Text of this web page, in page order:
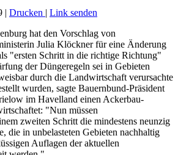
| Drucken | Link senden
hat den Vorschlag von
Julia Klöckner für eine Änderung
"ersten Schritt in die richtige Richtung"
der Düngeregeln sei in Gebieten
durch die Landwirtschaft verursachte
wurden, sagte Bauernbund-Präsident
im Havelland einen Ackerbau-
"Nun müssen
zweiten Schritt die mindestens neunzig
die in unbelasteten Gebieten nachhaltig
Auflagen der aktuellen